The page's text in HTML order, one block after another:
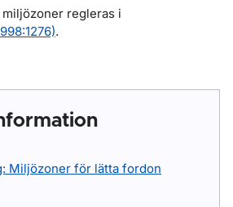
regleras i
.
Miljözoner för lätta fordon